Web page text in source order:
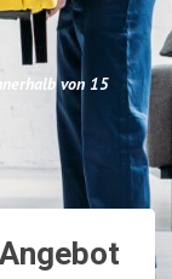
von 15